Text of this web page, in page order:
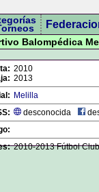
Balompédica
2010
2013
Melilla
desconocida
2010-2013 Fútbol